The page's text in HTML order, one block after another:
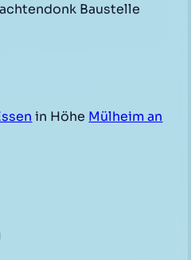
Baustelle
in Höhe Mülheim an